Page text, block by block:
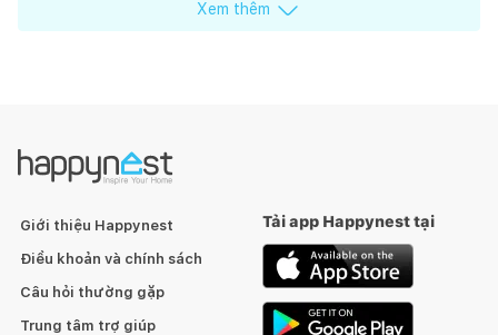
Xem thêm
Giới thiệu Happynest
Điều khoản và chính sách
Câu hỏi thường gặp
Trung tâm trợ giúp
Tải app Happynest tại